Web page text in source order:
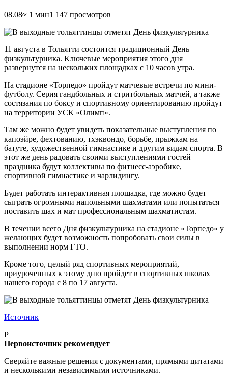
08.08≈ 1 мин1 147 просмотров
11 августа в Тольятти состоится традиционный День
физкультурника. Ключевые мероприятия этого дня
развернутся на нескольких площадках с 10 часов утра.
На стадионе «Торпедо» пройдут матчевые встречи по мини-
футболу. Серия гандбольных и стритбольных матчей, а также
состязания по боксу и спортивному ориентированию пройдут
на территории УСК «Олимп».
Там же можно будет увидеть показательные выступления по
капоэйре, фехтованию, тхэквондо, борьбе, прыжкам на
батуте, художественной гимнастике и другим видам спорта. В
этот же день радовать своими выступлениями гостей
праздника будут коллективы по фитнесс-аэробике,
спортивной гимнастике и чарлидингу.
Будет работать интерактивная площадка, где можно будет
сыграть огромными напольными шахматами или попытаться
поставить шах и мат профессиональным шахматистам.
В течении всего Дня физкультурника на стадионе «Торпедо» у
желающих будет возможность попробовать свои силы в
выполнении норм ГТО.
Кроме того, целый ряд спортивных мероприятий,
приуроченных к этому дню пройдет в спортивных школах
нашего города с 8 по 17 августа.
Источник
P
Первоисточник рекомендует
Сверяйте важные решения с документами, прямыми цитатами
и несколькими независимыми источниками.